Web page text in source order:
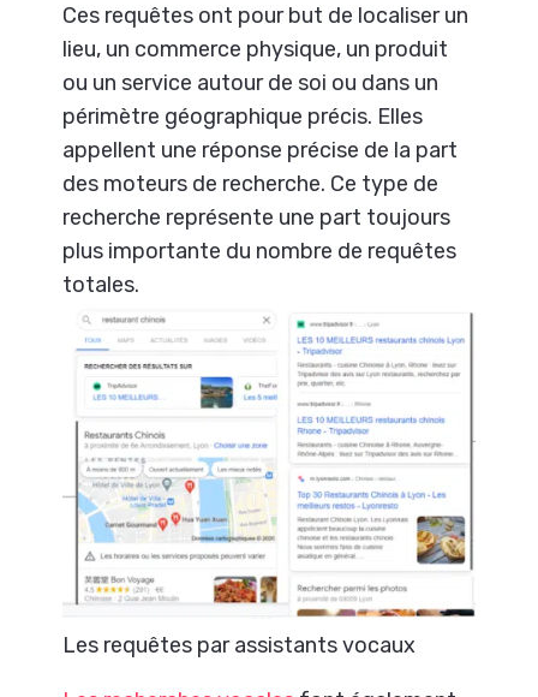
Ces requêtes ont pour but de localiser un
lieu, un commerce physique, un produit
ou un service autour de soi ou dans un
périmètre géographique précis. Elles
appellent une réponse précise de la part
des moteurs de recherche. Ce type de
recherche représente une part toujours
plus importante du nombre de requêtes
totales.
Les requêtes par assistants vocaux